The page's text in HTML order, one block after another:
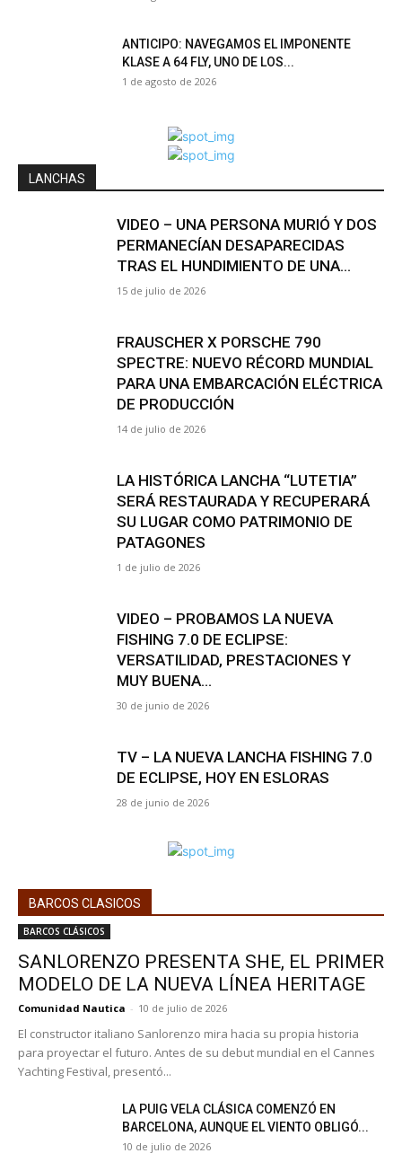
ANTICIPO: NAVEGAMOS EL IMPONENTE
KLASE A 64 FLY, UNO DE LOS...
1 de agosto de 2026
LANCHAS
VIDEO – UNA PERSONA MURIÓ Y DOS
PERMANECÍAN DESAPARECIDAS
TRAS EL HUNDIMIENTO DE UNA...
15 de julio de 2026
FRAUSCHER X PORSCHE 790
SPECTRE: NUEVO RÉCORD MUNDIAL
PARA UNA EMBARCACIÓN ELÉCTRICA
DE PRODUCCIÓN
14 de julio de 2026
LA HISTÓRICA LANCHA “LUTETIA”
SERÁ RESTAURADA Y RECUPERARÁ
SU LUGAR COMO PATRIMONIO DE
PATAGONES
1 de julio de 2026
VIDEO – PROBAMOS LA NUEVA
FISHING 7.0 DE ECLIPSE:
VERSATILIDAD, PRESTACIONES Y
MUY BUENA...
30 de junio de 2026
TV – LA NUEVA LANCHA FISHING 7.0
DE ECLIPSE, HOY EN ESLORAS
28 de junio de 2026
BARCOS CLASICOS
BARCOS CLÁSICOS
SANLORENZO PRESENTA SHE, EL PRIMER
MODELO DE LA NUEVA LÍNEA HERITAGE
Comunidad Nautica - 10 de julio de 2026
El constructor italiano Sanlorenzo mira hacia su propia historia
para proyectar el futuro. Antes de su debut mundial en el Cannes
Yachting Festival, presentó...
LA PUIG VELA CLÁSICA COMENZÓ EN
BARCELONA, AUNQUE EL VIENTO OBLIGÓ...
10 de julio de 2026